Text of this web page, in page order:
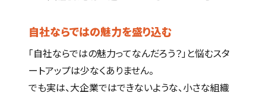
自社ならではの魅力を盛り込む
「自社ならではの魅力ってなんだろう？」と悩むスタ
ートアップは少なくありません。
でも実は、大企業ではできないような、小さな組織